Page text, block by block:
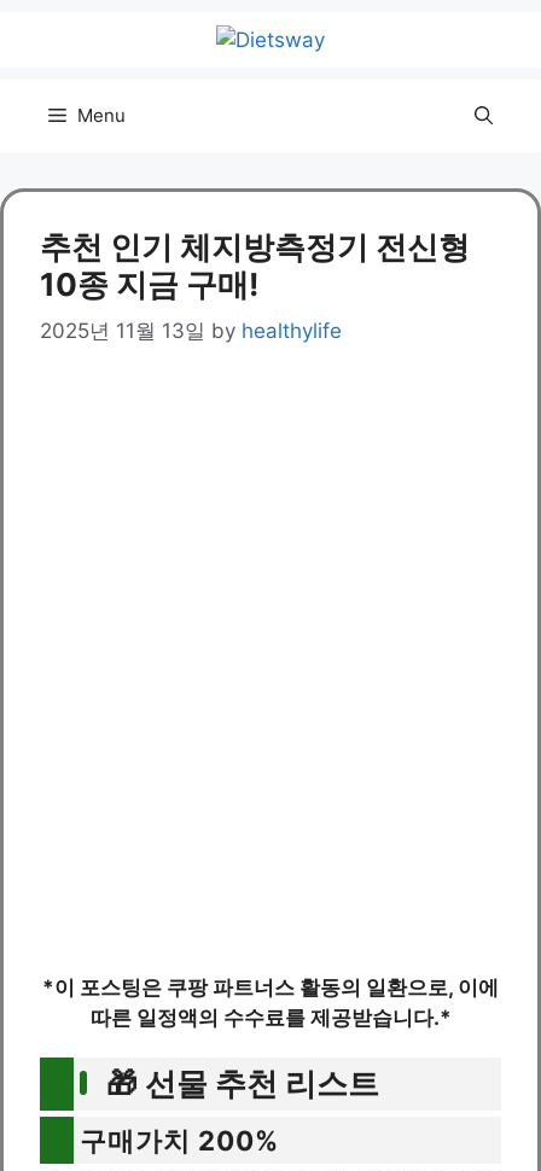
Menu
추천 인기 체지방측정기 전신형
10종 지금 구매!
2025년 11월 13일 by healthylife
*이 포스팅은 쿠팡 파트너스 활동의 일환으로, 이에
따른 일정액의 수수료를 제공받습니다.*
🎁 선물 추천 리스트
구매가치 200%